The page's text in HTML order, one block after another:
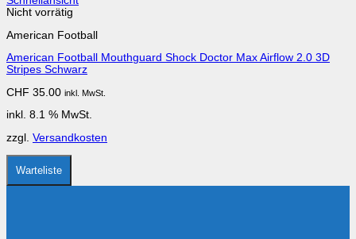
Nicht vorrätig
American Football
American Football Mouthguard Shock Doctor Max Airflow 2.0 3D
Stripes Schwarz
CHF 35.00 inkl. MwSt.
inkl. 8.1 % MwSt.
zzgl. Versandkosten
Warteliste